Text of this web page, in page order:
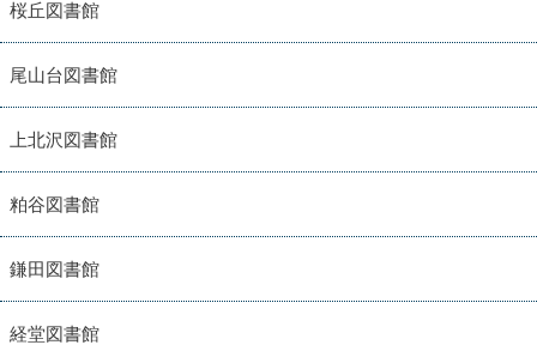
桜丘図書館
尾山台図書館
上北沢図書館
粕谷図書館
鎌田図書館
経堂図書館